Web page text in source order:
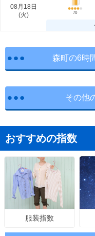
08月18日
(火) 70
森町の6時
その他
おすすめの指数
服装指数